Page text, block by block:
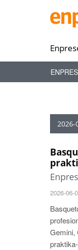
2026-
2026-06-
Gemini,